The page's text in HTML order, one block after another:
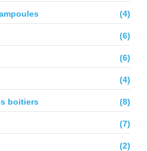
(4)
(6)
(6)
(4)
boitiers (8)
(7)
(2)